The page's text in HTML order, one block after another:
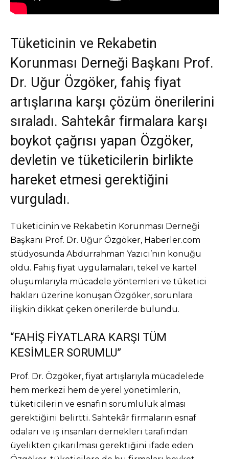
Tüketicinin ve Rekabetin
Korunması Derneği Başkanı Prof.
Dr. Uğur Özgöker, fahiş fiyat
artışlarına karşı çözüm önerilerini
sıraladı. Sahtekâr firmalara karşı
boykot çağrısı yapan Özgöker,
devletin ve tüketicilerin birlikte
hareket etmesi gerektiğini
vurguladı.
Tüketicinin ve Rekabetin Korunması Derneği
Başkanı Prof. Dr. Uğur Özgöker, Haberler.com
stüdyosunda Abdurrahman Yazıcı’nın konuğu
oldu. Fahiş fiyat uygulamaları, tekel ve kartel
oluşumlarıyla mücadele yöntemleri ve tüketici
hakları üzerine konuşan Özgöker, sorunlara
ilişkin dikkat çeken önerilerde bulundu.
“FAHİŞ FİYATLARA KARŞI TÜM
KESİMLER SORUMLU”
Prof. Dr. Özgöker, fiyat artışlarıyla mücadelede
hem merkezi hem de yerel yönetimlerin,
tüketicilerin ve esnafın sorumluluk alması
gerektiğini belirtti. Sahtekâr firmaların esnaf
odaları ve iş insanları dernekleri tarafından
üyelikten çıkarılması gerektiğini ifade eden